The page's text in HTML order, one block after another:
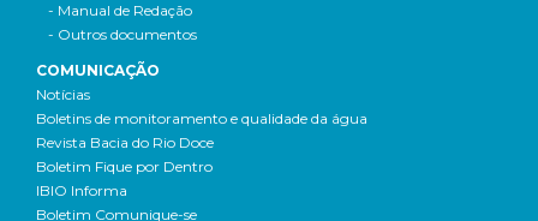
- Manual de Redação
- Outros documentos
COMUNICAÇÃO
Notícias
Boletins de monitoramento e qualidade da água
Revista Bacia do Rio Doce
Boletim Fique por Dentro
IBIO Informa
Boletim Comunique-se